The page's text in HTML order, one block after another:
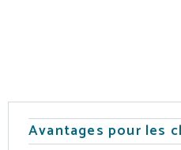
Avantages pour les